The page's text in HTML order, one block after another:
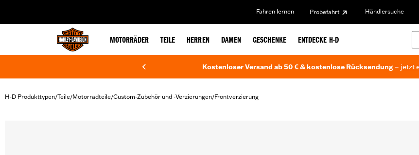
Fahren lernen Probefahrt Händlersuche
MOTORRÄDER TEILE HERREN DAMEN GESCHENKE ENTDECKE H-D
Kostenloser Versand ab 50 € & kostenlose Rücksendung – jetzt
H-D Produkttypen/Teile/Motorradteile/Custom-Zubehör und -Verzierungen/Frontverzierung